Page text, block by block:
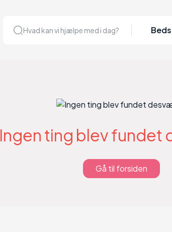
Hvad kan vi hjælpe med i dag?
Ingen ting blev fundet
Gå til forsiden